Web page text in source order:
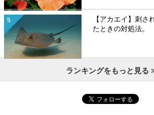
【アカエイ】刺さ
たときの対処法。
ランキングをもっと見る